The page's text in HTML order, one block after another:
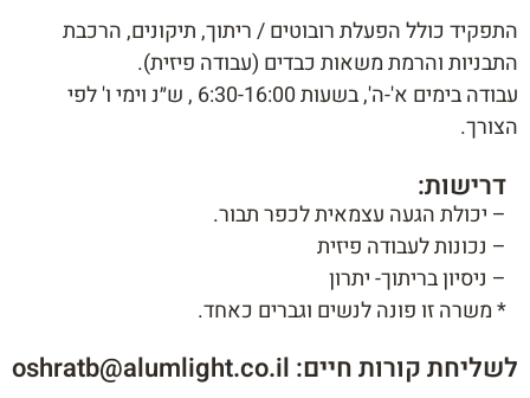
התפקיד כולל הפעלת רובוטים / ריתוך, תיקונים, הרכבת
התבניות והרמת משאות כבדים (עבודה פיזית).
עבודה בימים א'-ה', בשעות 6:30-16:00 , ש״נ וימי ו' לפי
הצורך.
דרישות:
– יכולת הגעה עצמאית לכפר תבור.
– נכונות לעבודה פיזית
– ניסיון בריתוך- יתרון
* משרה זו פונה לנשים וגברים כאחד.
לשליחת קורות חיים: oshratb@alumlight.co.il